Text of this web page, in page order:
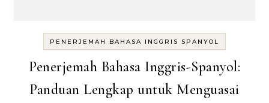
PENERJEMAH BAHASA INGGRIS SPANYOL
Penerjemah Bahasa Inggris-Spanyol:
Panduan Lengkap untuk Menguasai